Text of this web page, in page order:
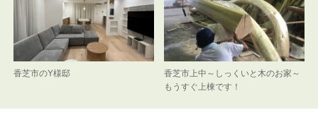
香芝市のY様邸
香芝市上中～しっくいと木のお家～
もうすぐ上棟です！